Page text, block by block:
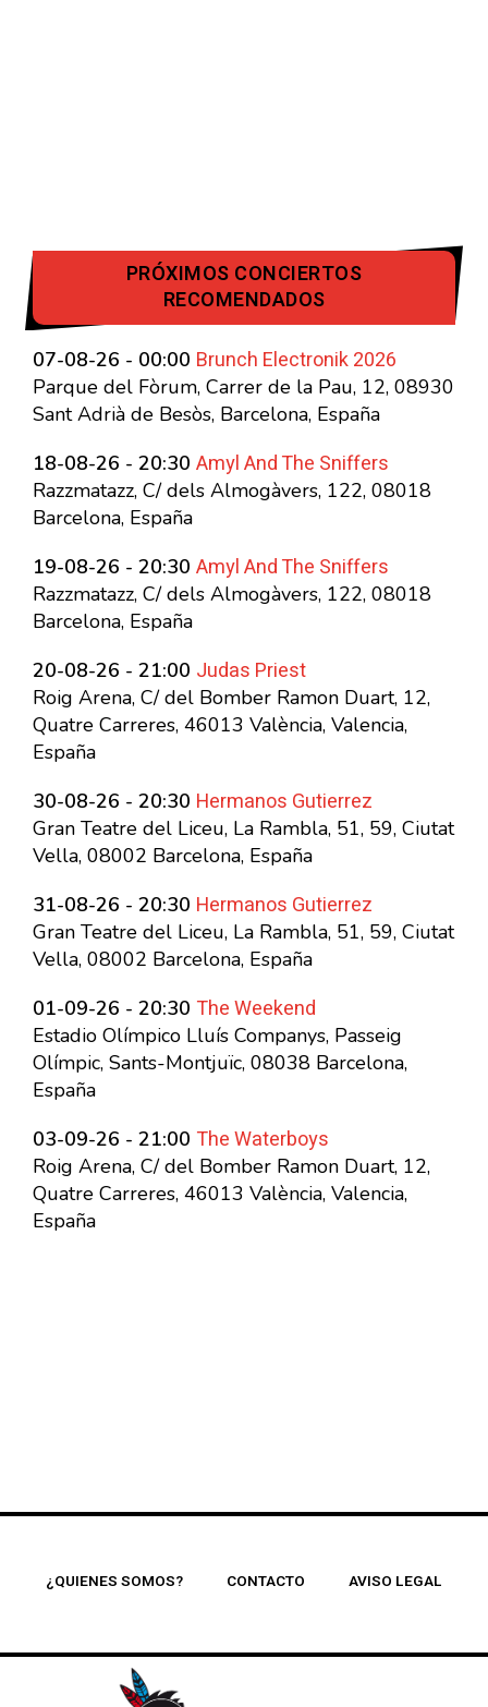
PRÓXIMOS CONCIERTOS
RECOMENDADOS
07-08-26 - 00:00 Brunch Electronik 2026
Parque del Fòrum, Carrer de la Pau, 12, 08930
Sant Adrià de Besòs, Barcelona, España
18-08-26 - 20:30 Amyl And The Sniffers
Razzmatazz, C/ dels Almogàvers, 122, 08018
Barcelona, España
19-08-26 - 20:30 Amyl And The Sniffers
Razzmatazz, C/ dels Almogàvers, 122, 08018
Barcelona, España
20-08-26 - 21:00 Judas Priest
Roig Arena, C/ del Bomber Ramon Duart, 12,
Quatre Carreres, 46013 València, Valencia,
España
30-08-26 - 20:30 Hermanos Gutierrez
Gran Teatre del Liceu, La Rambla, 51, 59, Ciutat
Vella, 08002 Barcelona, España
31-08-26 - 20:30 Hermanos Gutierrez
Gran Teatre del Liceu, La Rambla, 51, 59, Ciutat
Vella, 08002 Barcelona, España
01-09-26 - 20:30 The Weekend
Estadio Olímpico Lluís Companys, Passeig
Olímpic, Sants-Montjuïc, 08038 Barcelona,
España
03-09-26 - 21:00 The Waterboys
Roig Arena, C/ del Bomber Ramon Duart, 12,
Quatre Carreres, 46013 València, Valencia,
España
¿QUIENES SOMOS? CONTACTO AVISO LEGAL